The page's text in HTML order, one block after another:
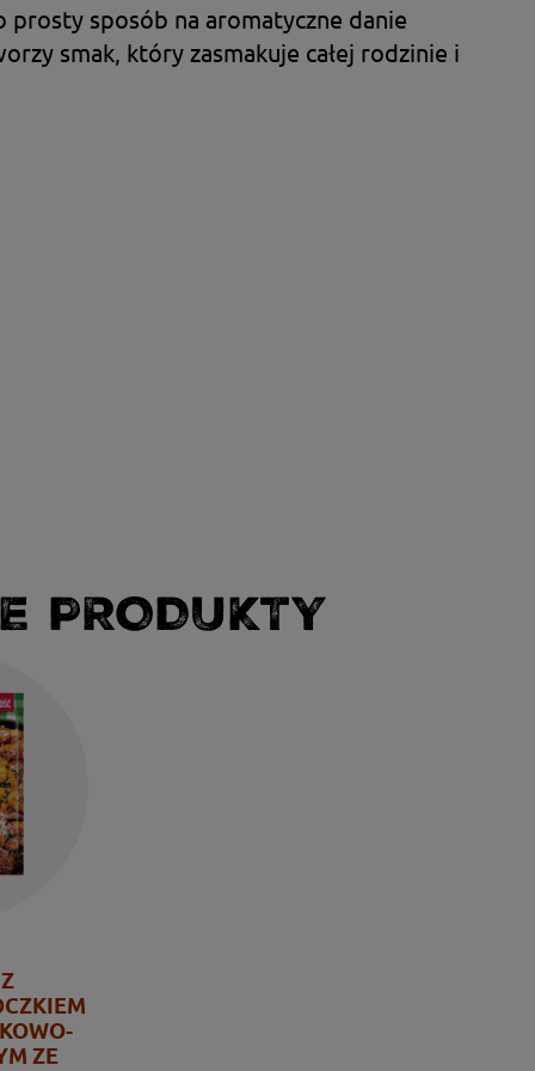
sposób na aromatyczne danie
smak, który zasmakuje całej rodzinie i
PRODUKTY
ZE